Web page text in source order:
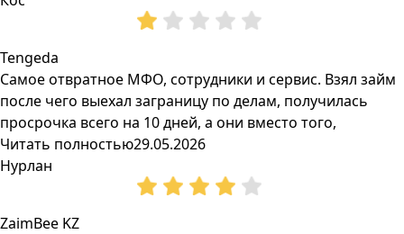
Tengeda
Самое отвратное МФО, сотрудники и сервис. Взял займ
после чего выехал заграницу по делам, получилась
просрочка всего на 10 дней, а они вместо того,
Читать полностью29.05.2026
Нурлан
ZaimBee KZ